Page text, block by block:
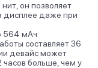
он позволяет
дисплее даже при
564 мАч
составляет 36
девайс может
часов больше, чем у